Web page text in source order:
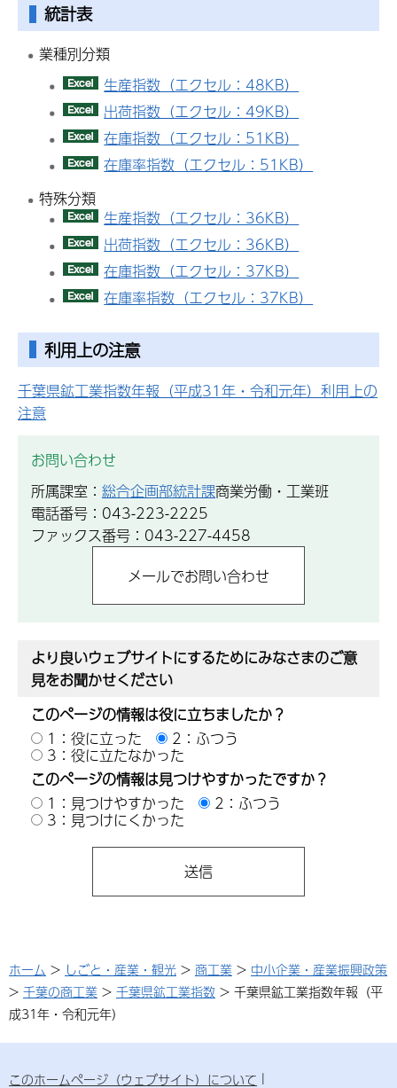
統計表
業種別分類
生産指数（エクセル：48KB）
出荷指数（エクセル：49KB）
在庫指数（エクセル：51KB）
在庫率指数（エクセル：51KB）
特殊分類
生産指数（エクセル：36KB）
出荷指数（エクセル：36KB）
在庫指数（エクセル：37KB）
在庫率指数（エクセル：37KB）
利用上の注意
千葉県鉱工業指数年報（平成31年・令和元年）利用上の
注意
お問い合わせ
所属課室： 総合企画部統計課商業労働・工業班
電話番号：043-223-2225
ファックス番号：043-227-4458
より良いウェブサイトにするためにみなさまのご意
見をお聞かせください
このページの情報は役に立ちましたか？
1：役に立った
2：ふつう
3：役に立たなかった
このページの情報は見つけやすかったですか？
1：見つけやすかった
2：ふつう
3：見つけにくかった
ホーム > しごと・産業・観光 > 商工業 > 中小企業・産業振興政策
> 千葉の商工業 > 千葉県鉱工業指数 > 千葉県鉱工業指数年報（平
成31年・令和元年）
このホームページ（ウェブサイト）について